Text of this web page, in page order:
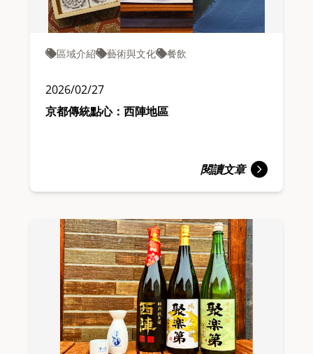
區域介紹 藝術與文化 餐飲
2026/02/27
京都傳統點心：西陣地區
閱讀文章